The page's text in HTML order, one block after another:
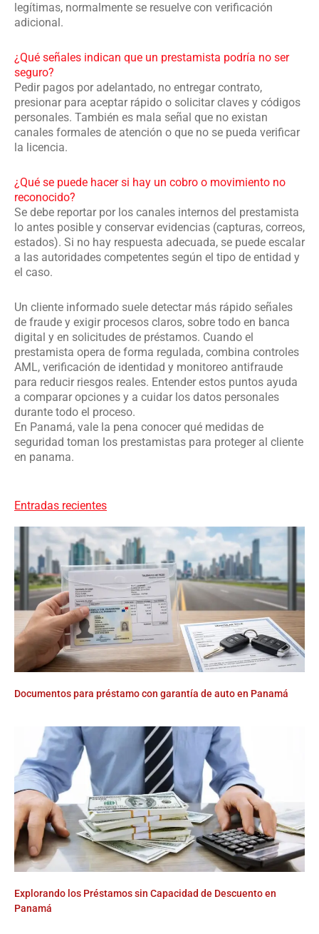
legítimas, normalmente se resuelve con verificación
adicional.
¿Qué señales indican que un prestamista podría no ser
seguro?
Pedir pagos por adelantado, no entregar contrato,
presionar para aceptar rápido o solicitar claves y códigos
personales. También es mala señal que no existan
canales formales de atención o que no se pueda verificar
la licencia.
¿Qué se puede hacer si hay un cobro o movimiento no
reconocido?
Se debe reportar por los canales internos del prestamista
lo antes posible y conservar evidencias (capturas, correos,
estados). Si no hay respuesta adecuada, se puede escalar
a las autoridades competentes según el tipo de entidad y
el caso.
Un cliente informado suele detectar más rápido señales
de fraude y exigir procesos claros, sobre todo en banca
digital y en solicitudes de préstamos. Cuando el
prestamista opera de forma regulada, combina controles
AML, verificación de identidad y monitoreo antifraude
para reducir riesgos reales. Entender estos puntos ayuda
a comparar opciones y a cuidar los datos personales
durante todo el proceso.
En Panamá, vale la pena conocer qué medidas de
seguridad toman los prestamistas para proteger al cliente
en panama.
Entradas recientes
Documentos para préstamo con garantía de auto en Panamá
Explorando los Préstamos sin Capacidad de Descuento en
Panamá